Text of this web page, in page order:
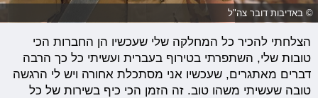
© באדיבות דובר צה"ל
הצלחתי להכיר כל המחלקה שלי שעכשיו הן החברות הכי
טובות שלי, השתפרתי בטירוף בעברית ועשיתי כל כך הרבה
דברים מאתגרים, שעכשיו אני מסתכלת אחורה ויש לי הרגשה
טובה שעשיתי משהו טוב. זה הזמן הכי כיף בשירות של כל